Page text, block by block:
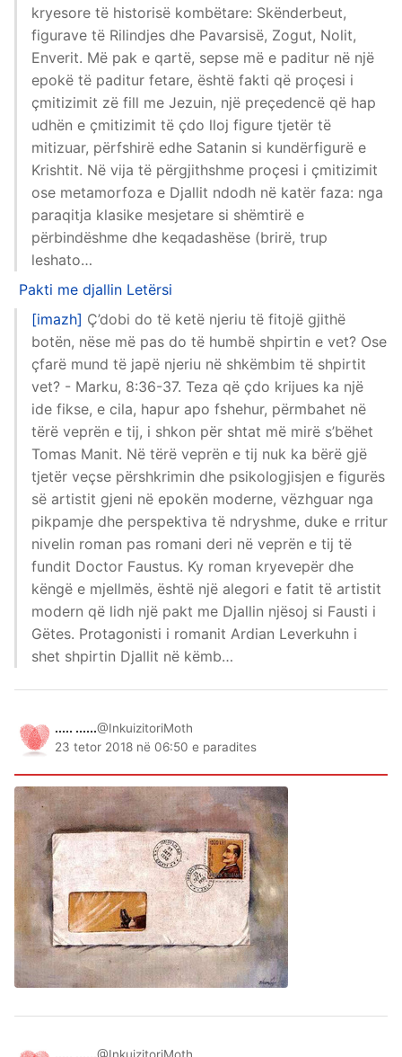
kryesore të historisë kombëtare: Skënderbeut,
figurave të Rilindjes dhe Pavarsisë, Zogut, Nolit,
Enverit. Më pak e qartë, sepse më e paditur në një
epokë të paditur fetare, është fakti që proçesi i
çmitizimit zë fill me Jezuin, një preçedencë që hap
udhën e çmitizimit të çdo lloj figure tjetër të
mitizuar, përfshirë edhe Satanin si kundërfigurë e
Krishtit. Në vija të përgjithshme proçesi i çmitizimit
ose metamorfoza e Djallit ndodh në katër faza: nga
paraqitja klasike mesjetare si shëmtirë e
përbindëshme dhe keqadashëse (brirë, trup
leshato…
Pakti me djallin Letërsi
[imazh] Ç’dobi do të ketë njeriu të fitojë gjithë
botën, nëse më pas do të humbë shpirtin e vet? Ose
çfarë mund të japë njeriu në shkëmbim të shpirtit
vet? - Marku, 8:36-37. Teza që çdo krijues ka një
ide fikse, e cila, hapur apo fshehur, përmbahet në
tërë veprën e tij, i shkon për shtat më mirë s’bëhet
Tomas Manit. Në tërë veprën e tij nuk ka bërë gjë
tjetër veçse përshkrimin dhe psikologjisjen e figurës
së artistit gjeni në epokën moderne, vëzhguar nga
pikpamje dhe perspektiva të ndryshme, duke e rritur
nivelin roman pas romani deri në veprën e tij të
fundit Doctor Faustus. Ky roman kryevepër dhe
këngë e mjellmës, është një alegori e fatit të artistit
modern që lidh një pakt me Djallin njësoj si Fausti i
Gëtes. Protagonisti i romanit Ardian Leverkuhn i
shet shpirtin Djallit në këmb…
..... ......@InkuizitoriMoth
23 tetor 2018 në 06:50 e paradites
@InkuizitoriMoth